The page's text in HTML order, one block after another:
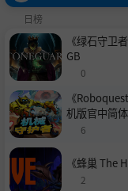
日榜
《绿石守卫
GB
0
《
机版官中简体
6
《蜂巢 The
2